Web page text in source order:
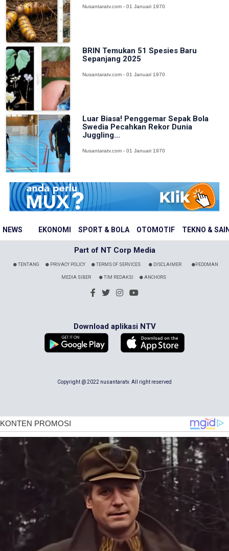
NEWS EKONOMI SPORT & BOLA OTOMOTIF TEKNO &
Nusantaratv.com - 01 Januari 1970
BRIN Temukan 51 Spesies Baru
Sepanjang 2025
Nusantaratv.com - 01 Januari 1970
Luar Biasa! Penggemar Sepak Bola
Swedia Pecahkan Rekor Dunia
Juggling...
Nusantaratv.com - 01 Januari 1970
Part of NT Corp Media
TENTANG PRIVACY POLICY TERMS OF SERVICES DISCLAIMER PEDOMAN
MEDIA SIBER TIM REDAKSI ANCHORS
Download aplikasi NTV
Copyright @ 2022 nusantaratv. All right reserved